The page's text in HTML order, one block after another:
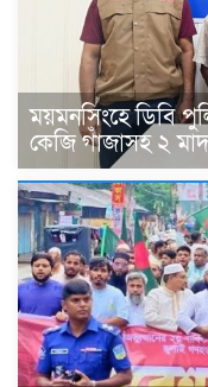
ময়মনসিংহে ডিবি
কেজি গাঁজাসহ ২